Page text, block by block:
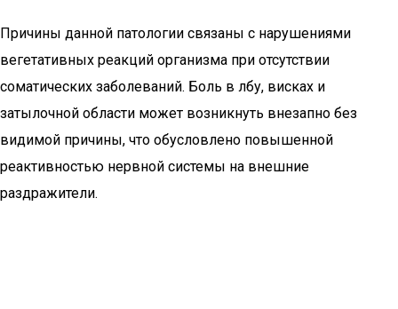
Причины данной патологии связаны с нарушениями
вегетативных реакций организма при отсутствии
соматических заболеваний. Боль в лбу, висках и
затылочной области может возникнуть внезапно без
видимой причины, что обусловлено повышенной
реактивностью нервной системы на внешние
раздражители.